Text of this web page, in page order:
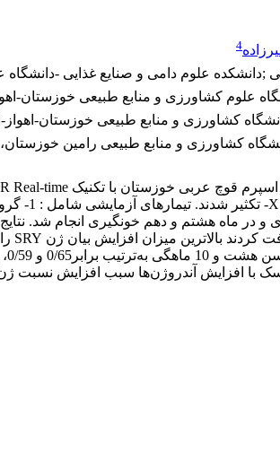
4
علوم دامی و صنایع غذایی -
علوم کشاورزی و منابع طبیعی خوزستان-
کشاورزی و منابع طبیعی خوزستان-اهواز-
کشاورزی و منابع طبیعی رامین خوزستان،